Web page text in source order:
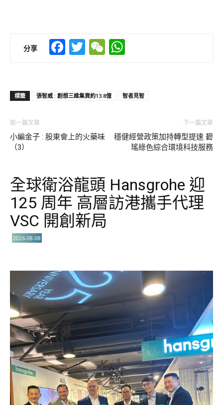
分享 Facebook
TwitterWeChat
標籤 張智威 : 創想三維集資約13.8億 智者見智
前一篇文章
小編金子 : 股東會上的火藥味
（3）
下一篇文章
穩健經營政策加持轉型提速 碧
瑤綠色綜合環境科技服務
全球衛浴龍頭 Hansgrohe 迎
125 周年 高層訪港攜手代理
VSC 開創新局
2026-08-08